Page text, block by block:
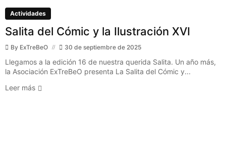
Actividades
Salita del Cómic y la Ilustración XVI
By ExTreBeO 30 de septiembre de 2025
Llegamos a la edición 16 de nuestra querida Salita. Un año más,
la Asociación ExTreBeO presenta La Salita del Cómic y...
Leer más